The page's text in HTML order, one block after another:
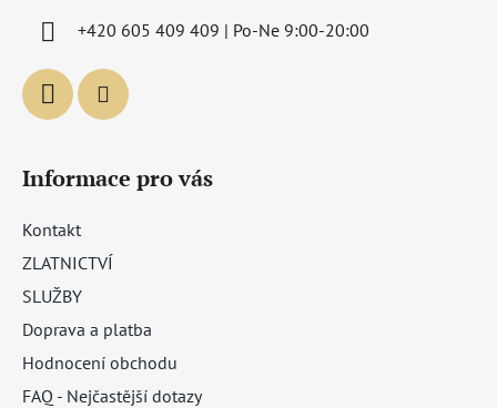
+420 605 409 409 | Po-Ne 9:00-20:00
Informace pro vás
Kontakt
ZLATNICTVÍ
SLUŽBY
Doprava a platba
Hodnocení obchodu
FAQ - Nejčastější dotazy